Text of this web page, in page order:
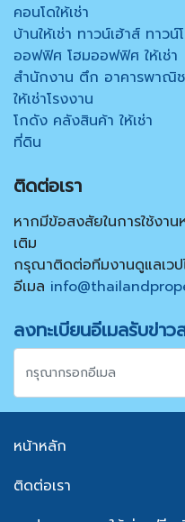
คอนโดให้เช่า
บ้านให้เช่า ทาวน์เฮ้าส์ ทาวน์
ออฟฟิศ โฮมออฟฟิศ ให้เช่า
สำนักงาน ตึก อาคารพาณิช
ให้เช่าโรงงาน
โกดัง คลังสินค้า ให้เช่า
ที่ดิน
ติดต่อเรา
หากมีข้อสงสัยในการใช้งา
เติม
กรุณาติดต่อทีมงานดูแลเวป
อีเมล
ลงทะเบียนอีเมลรับข่าว
หน้าหลัก
ติดต่อเรา